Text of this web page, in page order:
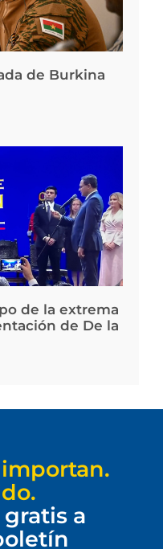
de Burkina
de la extrema
de De la
a